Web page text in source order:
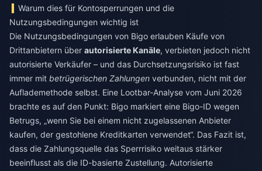
Warum dies für Kontosperrungen und die
Nutzungsbedingungen wichtig ist
Die Nutzungsbedingungen von Bigo erlauben Käufe von
Drittanbietern über autorisierte Kanäle, verbieten jedoch nicht
autorisierte Verkäufer – und das Durchsetzungsrisiko ist fast
immer mit betrügerischen Zahlungen verbunden, nicht mit der
Auflademethode selbst. Eine Lootbar-Analyse vom Juni 2026
brachte es auf den Punkt: Bigo markiert eine Bigo-ID wegen
Betrugs, „wenn Sie bei einem nicht zugelassenen Anbieter
kaufen, der gestohlene Kreditkarten verwendet“. Das Fazit ist,
dass die Zahlungsquelle das Sperrrisiko weitaus stärker
beeinflusst als die ID-basierte Zustellung. Autorisierte